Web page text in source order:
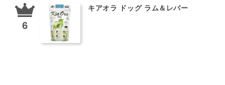
キアオラ ドッグ ラム＆レバー